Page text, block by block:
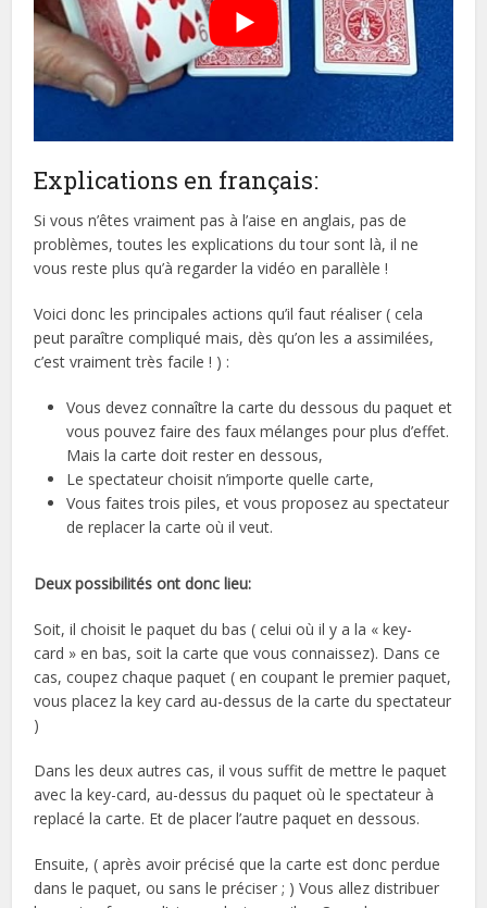
Explications en français:
Si vous n’êtes vraiment pas à l’aise en anglais, pas de
problèmes, toutes les explications du tour sont là, il ne
vous reste plus qu’à regarder la vidéo en parallèle !
Voici donc les principales actions qu’il faut réaliser ( cela
peut paraître compliqué mais, dès qu’on les a assimilées,
c’est vraiment très facile ! ) :
Vous devez connaître la carte du dessous du paquet et
vous pouvez faire des faux mélanges pour plus d’effet.
Mais la carte doit rester en dessous,
Le spectateur choisit n’importe quelle carte,
Vous faites trois piles, et vous proposez au spectateur
de replacer la carte où il veut.
Deux possibilités ont donc lieu:
Soit, il choisit le paquet du bas ( celui où il y a la « key-
card » en bas, soit la carte que vous connaissez). Dans ce
cas, coupez chaque paquet ( en coupant le premier paquet,
vous placez la key card au-dessus de la carte du spectateur
)
Dans les deux autres cas, il vous suffit de mettre le paquet
avec la key-card, au-dessus du paquet où le spectateur à
replacé la carte. Et de placer l’autre paquet en dessous.
Ensuite, ( après avoir précisé que la carte est donc perdue
dans le paquet, ou sans le préciser ; ) Vous allez distribuer